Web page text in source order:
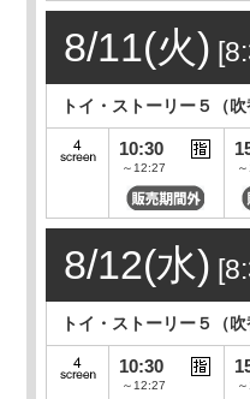
8/11(火)
トイ・ストーリー５（吹
10:30
～12:27
8/12(水)
トイ・ストーリー５（吹
10:30
～12:27